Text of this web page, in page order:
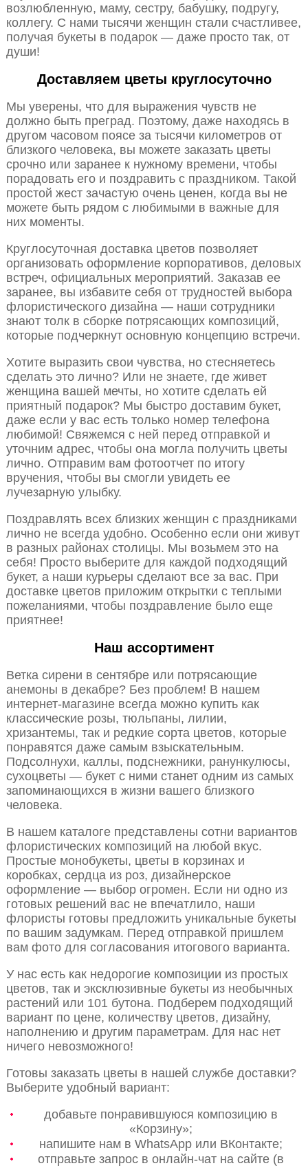
возлюбленную, маму, сестру, бабушку, подругу,
коллегу. С нами тысячи женщин стали счастливее,
получая букеты в подарок — даже просто так, от
души!
Доставляем цветы круглосуточно
Мы уверены, что для выражения чувств не
должно быть преград. Поэтому, даже находясь в
другом часовом поясе за тысячи километров от
близкого человека, вы можете заказать цветы
срочно или заранее к нужному времени, чтобы
порадовать его и поздравить с праздником. Такой
простой жест зачастую очень ценен, когда вы не
можете быть рядом с любимыми в важные для
них моменты.
Круглосуточная доставка цветов позволяет
организовать оформление корпоративов, деловых
встреч, официальных мероприятий. Заказав ее
заранее, вы избавите себя от трудностей выбора
флористического дизайна — наши сотрудники
знают толк в сборке потрясающих композиций,
которые подчеркнут основную концепцию встречи.
Хотите выразить свои чувства, но стесняетесь
сделать это лично? Или не знаете, где живет
женщина вашей мечты, но хотите сделать ей
приятный подарок? Мы быстро доставим букет,
даже если у вас есть только номер телефона
любимой! Свяжемся с ней перед отправкой и
уточним адрес, чтобы она могла получить цветы
лично. Отправим вам фотоотчет по итогу
вручения, чтобы вы смогли увидеть ее
лучезарную улыбку.
Поздравлять всех близких женщин с праздниками
лично не всегда удобно. Особенно если они живут
в разных районах столицы. Мы возьмем это на
себя! Просто выберите для каждой подходящий
букет, а наши курьеры сделают все за вас. При
доставке цветов приложим открытки с теплыми
пожеланиями, чтобы поздравление было еще
приятнее!
Наш ассортимент
Ветка сирени в сентябре или потрясающие
анемоны в декабре? Без проблем! В нашем
интернет-магазине всегда можно купить как
классические розы, тюльпаны, лилии,
хризантемы, так и редкие сорта цветов, которые
понравятся даже самым взыскательным.
Подсолнухи, каллы, подснежники, ранункулюсы,
сухоцветы — букет с ними станет одним из самых
запоминающихся в жизни вашего близкого
человека.
В нашем каталоге представлены сотни вариантов
флористических композиций на любой вкус.
Простые монобукеты, цветы в корзинах и
коробках, сердца из роз, дизайнерское
оформление — выбор огромен. Если ни одно из
готовых решений вас не впечатлило, наши
флористы готовы предложить уникальные букеты
по вашим задумкам. Перед отправкой пришлем
вам фото для согласования итогового варианта.
У нас есть как недорогие композиции из простых
цветов, так и эксклюзивные букеты из необычных
растений или 101 бутона. Подберем подходящий
вариант по цене, количеству цветов, дизайну,
наполнению и другим параметрам. Для нас нет
ничего невозможного!
Готовы заказать цветы в нашей службе доставки?
Выберите удобный вариант:
добавьте понравившуюся композицию в
«Корзину»;
напишите нам в WhatsApp или ВКонтакте;
отправьте запрос в онлайн-чат на сайте (в